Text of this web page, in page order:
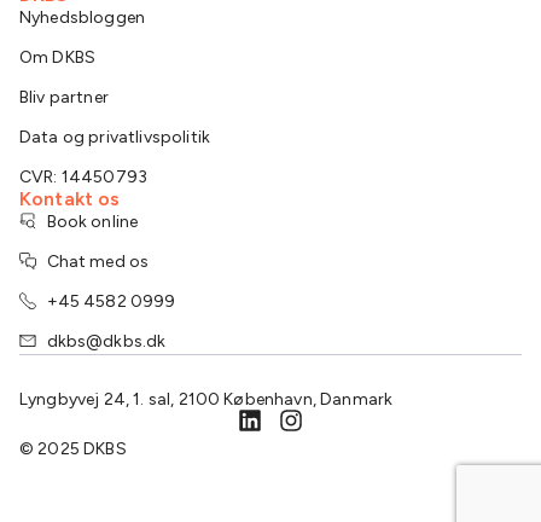
Nyhedsbloggen
Om DKBS
Bliv partner
Data og privatlivspolitik
CVR: 14450793
Kontakt os
Book online
Chat med os
+45 4582 0999
dkbs@dkbs.dk
Lyngbyvej 24, 1. sal, 2100 København, Danmark
© 2025 DKBS